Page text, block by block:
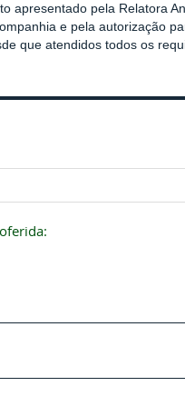
apresentado pela Relatora
e pela autorização
que atendidos todos os